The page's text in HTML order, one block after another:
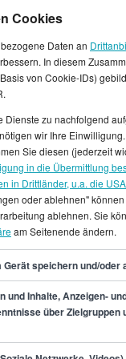
um weitere
durch
und die
IT
Job,
passt.
Cookies
Daten an
In diesem
von Cookie-IDs)
Dienste zu nachfolgend
wir Ihre
Sie diesen (jederzeit
in die Übermittlung
in Drittländer, u.a. die USA
oder ablehnen"
ablehnen. Sie
am Seitenende ändern.
speichern und/oder
und Inhalte, Anzeigen-
über Zielgruppen